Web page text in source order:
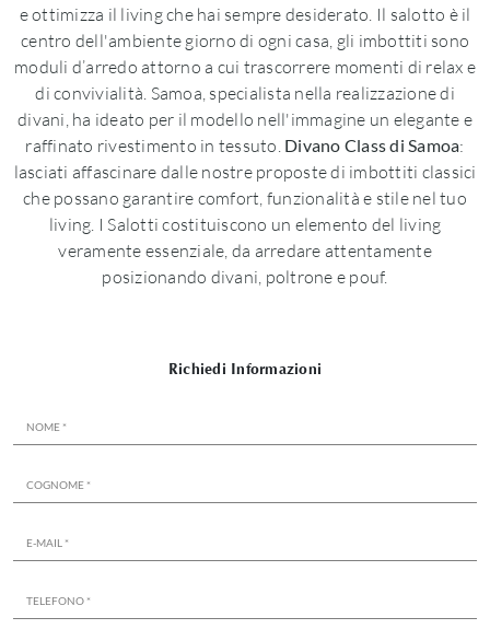
e ottimizza il living che hai sempre desiderato. Il salotto è il
centro dell'ambiente giorno di ogni casa, gli imbottiti sono
moduli d’arredo attorno a cui trascorrere momenti di relax e
di convivialità. Samoa, specialista nella realizzazione di
divani, ha ideato per il modello nell'immagine un elegante e
raffinato rivestimento in tessuto. Divano Class di Samoa:
lasciati affascinare dalle nostre proposte di imbottiti classici
che possano garantire comfort, funzionalità e stile nel tuo
living. I Salotti costituiscono un elemento del living
veramente essenziale, da arredare attentamente
posizionando divani, poltrone e pouf.
Richiedi Informazioni